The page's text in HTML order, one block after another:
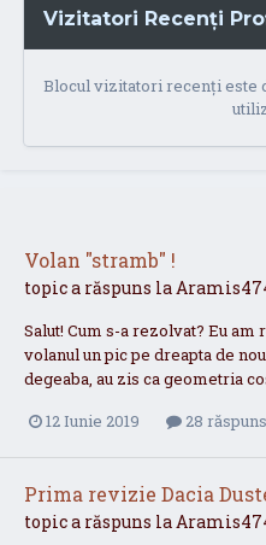
Vizitatori Recenți
Blocul vizitatori recenți este
Volan "stramb" !
topic a răspuns la
Salut! Cum s-a rezolvat? Eu
volanul un pic pe dreapta de
degeaba, au zis ca geometria
12 Iunie 2019
28
Prima revizie Dacia
topic a răspuns la